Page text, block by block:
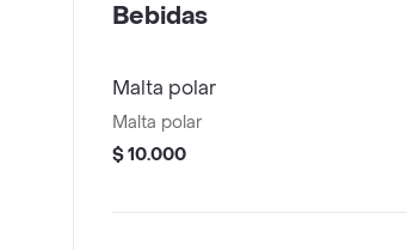
Bebidas
Malta polar
Malta polar
$ 10.000